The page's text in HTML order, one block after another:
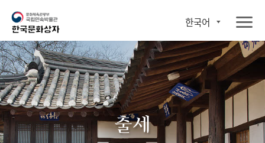
한국어
출세